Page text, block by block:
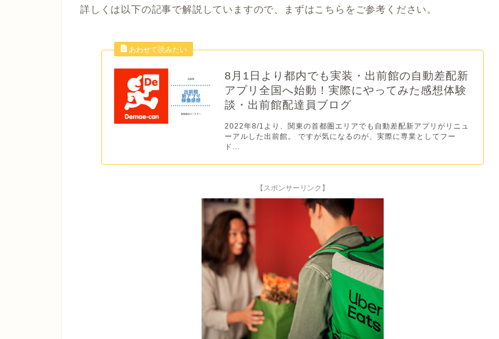
詳しくは以下の記事で解説していますので、まずはこちらをご参考ください。
8月1日より都内でも実装・出前館の自動差配新
アプリ全国へ始動！実際にやってみた感想体験
談・出前館配達員ブログ
2022年8/1より、関東の首都圏エリアでも自動差配新アプリがリニュ
ーアルした出前館。 ですが気になるのが、実際に専業としてフー
ド...
【スポンサーリンク】